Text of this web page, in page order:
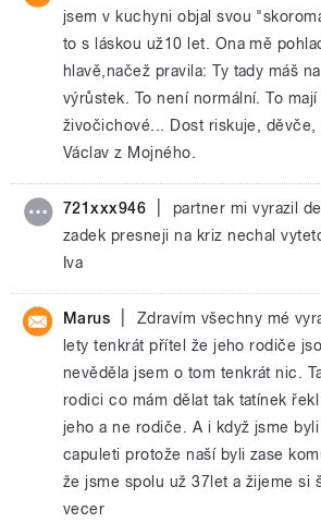
jsem v kuchyni objal svou
to s láskou už10 let. Ona mě
hlavě,načež pravila: Ty tady máš
výrůstek. To není normální. To
živočichové... Dost riskuje, děvče,
Václav z Mojného.
721xxx946
partner mi vyrazil
zadek presneji na kriz nechal
Iva
Marus
Zdravím všechny mé
lety tenkrát přítel že jeho rodiče
nevěděla jsem o tom tenkrát nic.
rodici co mám dělat tak tatínek
jeho a ne rodiče. A i když jsme
capuleti protože naší byli zase
že jsme spolu už 37let a žijeme si
vecer